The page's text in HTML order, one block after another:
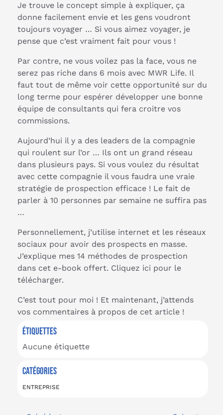
Je trouve le concept simple à expliquer, ça
donne facilement envie et les gens voudront
toujours voyager … Si vous aimez voyager, je
pense que c’est vraiment fait pour vous !
Par contre, ne vous voilez pas la face, vous ne
serez pas riche dans 6 mois avec MWR Life. Il
faut tout de même voir cette opportunité sur du
long terme pour espérer développer une bonne
équipe de consultants qui fera croitre vos
commissions.
Aujourd’hui il y a des leaders de la compagnie
qui roulent sur l’or … Ils ont un grand réseau
dans plusieurs pays. Si vous voulez du résultat
avec cette compagnie il vous faudra une vraie
stratégie de prospection efficace ! Le fait de
parler à 10 personnes par semaine ne suffira pas
…
Personnellement, j’utilise internet et les réseaux
sociaux pour avoir des prospects en masse.
J’explique mes 14 méthodes de prospection
dans cet e-book offert. Cliquez ici pour le
télécharger.
C’est tout pour moi ! Et maintenant, j’attends
vos commentaires à propos de cet article !
ÉTIQUETTES
Aucune étiquette
CATÉGORIES
ENTREPRISE